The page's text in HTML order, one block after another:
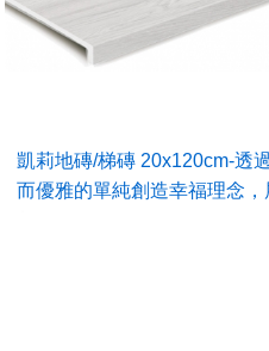
凱莉地磚/梯磚 20x120cm-透
而優雅的單純創造幸福理念